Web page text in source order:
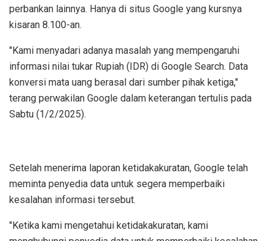
perbankan lainnya. Hanya di situs Google yang kursnya
kisaran 8.100-an.
"Kami menyadari adanya masalah yang mempengaruhi
informasi nilai tukar Rupiah (IDR) di Google Search. Data
konversi mata uang berasal dari sumber pihak ketiga,"
terang perwakilan Google dalam keterangan tertulis pada
Sabtu (1/2/2025).
Setelah menerima laporan ketidakakuratan, Google telah
meminta penyedia data untuk segera memperbaiki
kesalahan informasi tersebut.
"Ketika kami mengetahui ketidakakuratan, kami